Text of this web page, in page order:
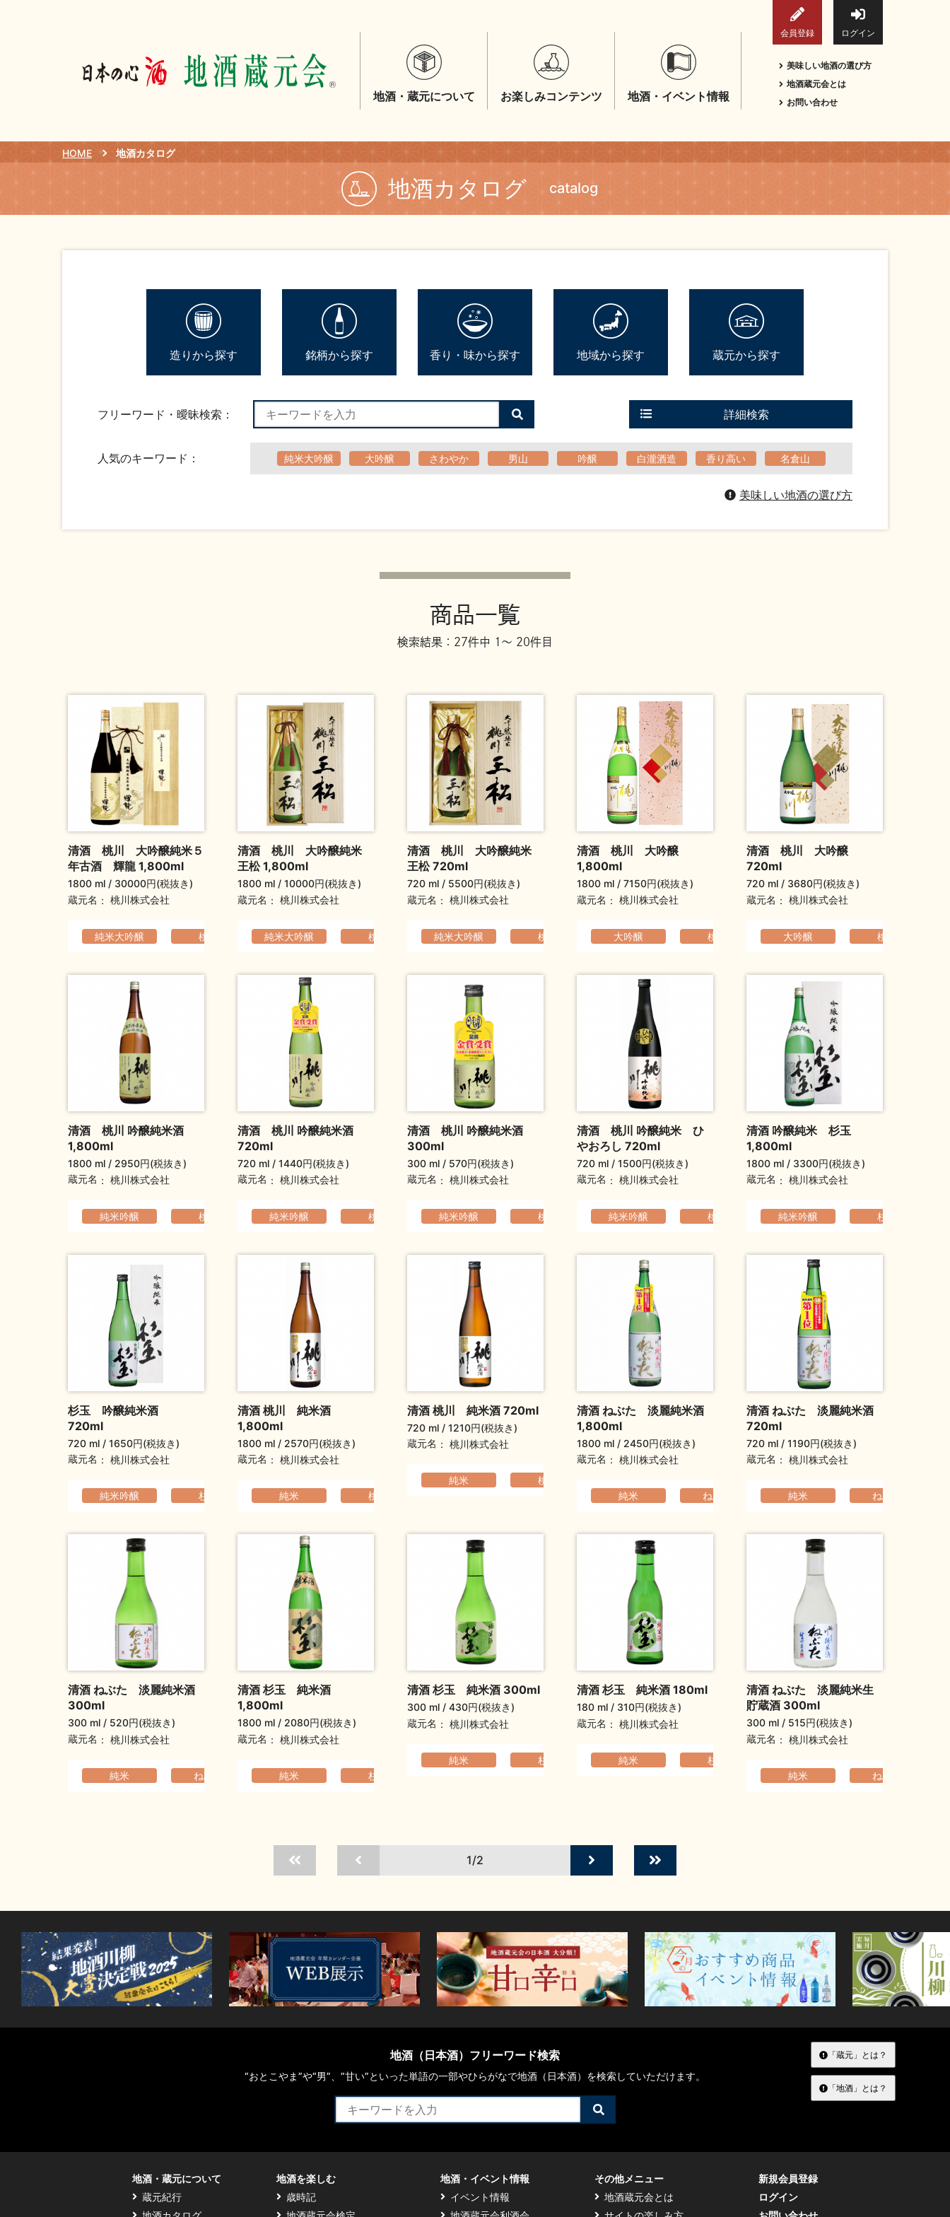
会員登録 ログイン
地酒・蔵元について お楽しみコンテンツ 地酒・イベント情報
美味しい地酒の選び方
地酒蔵元会とは
お問い合わせ
HOME 地酒カタログ
地酒カタログ catalog
造りから探す 銘柄から探す 香り・味から探す 地域から探す 蔵元から探す
フリーワード・曖昧検索：
検
索
る
詳細検索
人気のキーワード： 純米大吟醸 大吟醸 さわやか 男山 吟醸 白瀧酒造 香り高い 名倉山
美味しい地酒の選び方
商品一覧
検索結果：27件中 1～ 20件目
清酒 桃川 大吟醸純米５
年古酒 輝龍 1,800ml
1800 ml
30000円(税抜き)
蔵元名
桃川株式会社
純米大吟醸 桃川 ふくよか ふくよか
清酒 桃川 大吟醸純米
王松 1,800ml
1800 ml
10000円(税抜き)
蔵元名
桃川株式会社
純米大吟醸 桃川 ふくよか フルーティ 元旦祝い酒 父の日ギフト
清酒 桃川 大吟醸純米
王松 720ml
720 ml
5500円(税抜き)
蔵元名
桃川株式会社
純米大吟醸 桃川 ふくよか フルーティ 元旦祝い酒 父の日ギフト
清酒 桃川 大吟醸
1,800ml
1800 ml
7150円(税抜き)
蔵元名
桃川株式会社
大吟醸 桃川 軽快でなめらか
清酒 桃川 大吟醸
720ml
720 ml
3680円(税抜き)
蔵元名
桃川株式会社
大吟醸 桃川
清酒 桃川 吟醸純米酒
1,800ml
1800 ml
2950円(税抜き)
蔵元名
桃川株式会社
純米吟醸 桃川 軽快でなめらか 父の日ギフト 敬老の日ギフト ホワイトデーギフト
清酒 桃川 吟醸純米酒
720ml
720 ml
1440円(税抜き)
蔵元名
桃川株式会社
純米吟醸 桃川 軽快でなめらか 父の日ギフト 敬老の日ギフト ホワイトデーギフト
清酒 桃川 吟醸純米酒
300ml
300 ml
570円(税抜き)
蔵元名
桃川株式会社
純米吟醸 桃川 軽快でなめらか 敬老の日ギフト
清酒 桃川 吟醸純米 ひ
やおろし 720ml
720 ml
1500円(税抜き)
蔵元名
桃川株式会社
純米吟醸 桃川 ふくよか ふくよか
清酒 吟醸純米 杉玉
1,800ml
1800 ml
3300円(税抜き)
蔵元名
桃川株式会社
純米吟醸 杉玉
杉玉 吟醸純米酒
720ml
720 ml
1650円(税抜き)
蔵元名
桃川株式会社
純米吟醸 杉玉 軽快でなめらか フルーティ バレンタインデーギフト ギフト（通年）
清酒 桃川 純米酒
1,800ml
1800 ml
2570円(税抜き)
蔵元名
桃川株式会社
純米 桃川
清酒 桃川 純米酒 720ml
720 ml
1210円(税抜き)
蔵元名
桃川株式会社
純米 桃川
清酒 ねぶた 淡麗純米酒
1,800ml
1800 ml
2450円(税抜き)
蔵元名
桃川株式会社
純米 ねぶた すっきり 爽やか
清酒 ねぶた 淡麗純米酒
720ml
720 ml
1190円(税抜き)
蔵元名
桃川株式会社
純米 ねぶた
清酒 ねぶた 淡麗純米酒
300ml
300 ml
520円(税抜き)
蔵元名
桃川株式会社
純米 ねぶた すっきり 爽やか
清酒 杉玉 純米酒
1,800ml
1800 ml
2080円(税抜き)
蔵元名
桃川株式会社
純米 杉玉
清酒 杉玉 純米酒 300ml
300 ml
430円(税抜き)
蔵元名
桃川株式会社
純米 杉玉 軽快でなめらか
清酒 杉玉 純米酒 180ml
180 ml
310円(税抜き)
蔵元名
桃川株式会社
純米 杉玉
清酒 ねぶた 淡麗純米生
貯蔵酒 300ml
300 ml
515円(税抜き)
蔵元名
桃川株式会社
純米 ねぶた
1/2
地酒（日本酒）フリーワード検索
“おとこやま”や“男”、”甘い”といった単語の一部やひらがなで地酒（日本酒）を検索していただけます。
検
索
「蔵元」とは？
「地酒」とは？
地酒・蔵元について
蔵元紀行
地酒を楽しむ
歳時記
地酒・イベント情報
イベント情報
その他メニュー
地酒蔵元会とは
新規会員登録
ログイン